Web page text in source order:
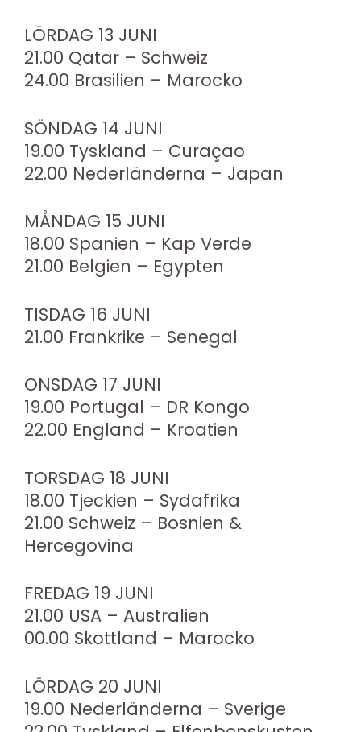
LÖRDAG 13 JUNI
21.00 Qatar – Schweiz
24.00 Brasilien – Marocko
SÖNDAG 14 JUNI
19.00 Tyskland – Curaçao
22.00 Nederländerna – Japan
MÅNDAG 15 JUNI
18.00 Spanien – Kap Verde
21.00 Belgien – Egypten
TISDAG 16 JUNI
21.00 Frankrike – Senegal
ONSDAG 17 JUNI
19.00 Portugal – DR Kongo
22.00 England – Kroatien
TORSDAG 18 JUNI
18.00 Tjeckien – Sydafrika
21.00 Schweiz – Bosnien &
Hercegovina
FREDAG 19 JUNI
21.00 USA – Australien
00.00 Skottland – Marocko
LÖRDAG 20 JUNI
19.00 Nederländerna – Sverige